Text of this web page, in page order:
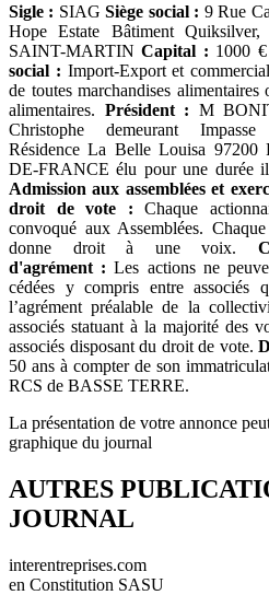
Sigle : SIAGSiège social : 9 Rue
Hope Estate Bâtiment Quiksilver,
SAINT-MARTINCapital : 1000
social : Import-Export et
de toutes marchandises alimentaires
alimentaires. Président : M
Christophe demeurant
Résidence La Belle Louisa 97200
DE-FRANCE élu pour une durée
Admission aux assemblées et
droit de vote : Chaque
convoqué aux Assemblées.
donne droit à une voix.
d'agrément : Les actions ne
cédées y compris entre associés
l’agrément préalable de la
associés statuant à la majorité des
associés disposant du droit de vote.
50 ans à compter de son
RCS de BASSE TERRE.
La présentation de votre annonce
graphique du journal
AUTRES
JOURNAL
interentreprises.com
en Constitution SASU